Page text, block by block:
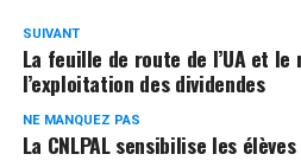
SUIVANT
La feuille de route de l’UA et
l’exploitation des dividendes
NE MANQUEZ PAS
La CNLPAL sensibilise les